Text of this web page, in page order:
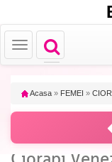
Toggle
navigation
Toggle
navigation
Acasa » FEMEI »